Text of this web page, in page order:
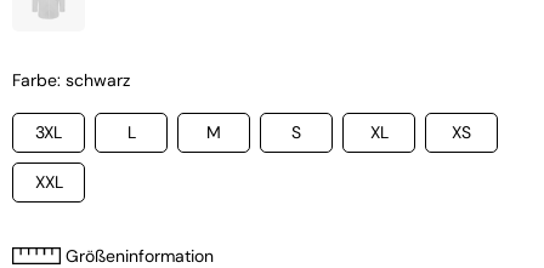
Farbe: schwarz
3XL L M S XL XS
XXL
Größeninformation